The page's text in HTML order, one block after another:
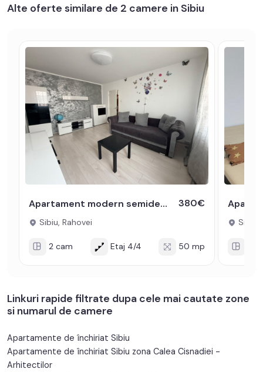
Alte oferte similare de 2 camere in Sibiu
Apartament modern semidecomandat de inchiriat cu 2 camere zona Rahovei 380€
Sibiu, Rahovei
2 cam Etaj 4/4 50 mp
Sibiu,
Linkuri rapide filtrate dupa cele mai cautate zone
si numarul de camere
Apartamente de închiriat Sibiu
Apartamente de închiriat Sibiu zona Calea Cisnadiei -
Arhitectilor